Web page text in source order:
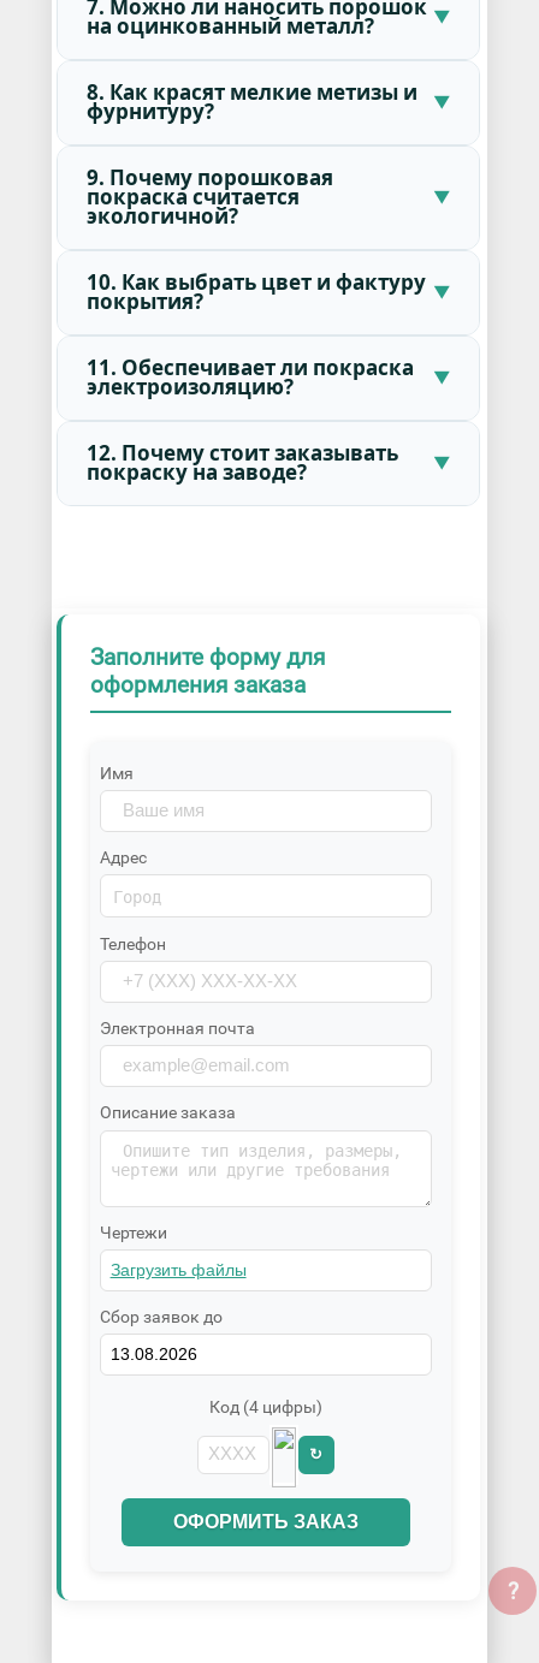
7. Можно ли наносить порошок
на оцинкованный металл?
8. Как красят мелкие метизы и
фурнитуру?
9. Почему порошковая
покраска считается
экологичной?
10. Как выбрать цвет и фактуру
покрытия?
11. Обеспечивает ли покраска
электроизоляцию?
12. Почему стоит заказывать
покраску на заводе?
Заполните форму для
оформления заказа
Имя
Адрес
Телефон
Электронная почта
Описание заказа
Чертежи
Сбор заявок до
Код (4 цифры)
↻
ОФОРМИТЬ ЗАКАЗ
?